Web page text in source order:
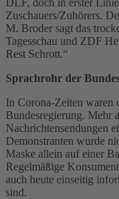
Zuschauers/Zuhörers.
M. Broder sagt das
Tagesschau und ZDF
Rest Schrott.“
Sprachrohr der
In Corona-Zeiten waren
Bundesregierung. Mehr
Nachrichtensendungen
Demonstranten wurde
Maske allein auf einer
Regelmäßige
auch heute einseitig
sind.